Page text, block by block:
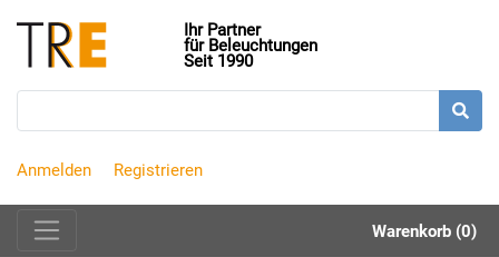
Ihr Partner
für Beleuchtungen
Seit 1990
Anmelden Registrieren
Warenkorb (0)